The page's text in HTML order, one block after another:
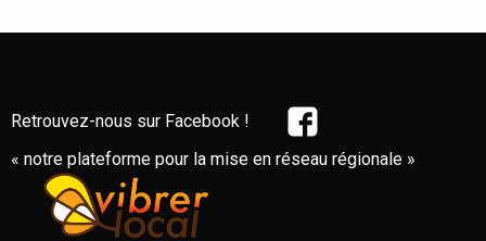
Retrouvez-nous sur Facebook !
« notre plateforme pour la mise en réseau régionale »